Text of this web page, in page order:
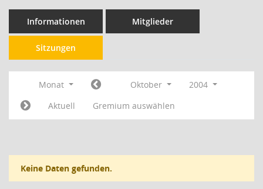
Informationen Mitglieder
Sitzungen
Monat Oktober
2004
Aktuell
Gremium auswählen
Keine Daten gefunden.